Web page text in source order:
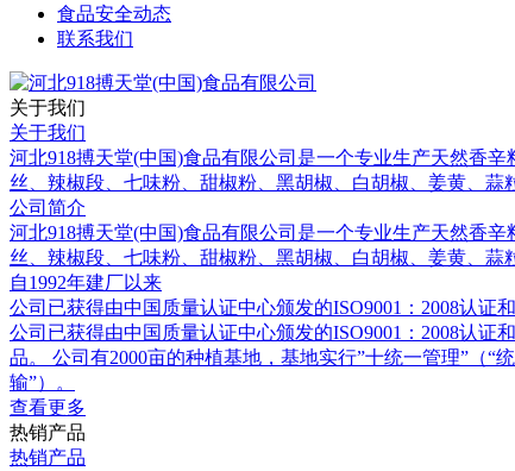
食品安全动态
联系我们
关于我们
关于我们
河北918搏天堂(中国)食品有限公司是一个专业生产天然香
丝、辣椒段、七味粉、甜椒粉、黑胡椒、白胡椒、姜黄、
公司简介
河北918搏天堂(中国)食品有限公司是一个专业生产天然香
丝、辣椒段、七味粉、甜椒粉、黑胡椒、白胡椒、姜黄、
自1992年建厂以来
公司已获得由中国质量认证中心颁发的ISO9001：2008认证
公司已获得由中国质量认证中心颁发的ISO9001：2008认
品。 公司有2000亩的种植基地，基地实行”十统一管理”（“
输”）。
查看更多
热销产品
热销产品